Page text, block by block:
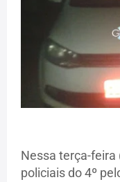
Nessa terça-feira
policiais do 4º